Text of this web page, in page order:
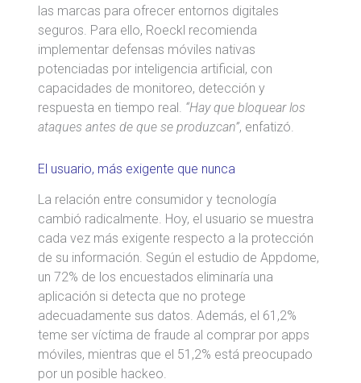
las marcas para ofrecer entornos digitales
seguros. Para ello, Roeckl recomienda
implementar defensas móviles nativas
potenciadas por inteligencia artificial, con
capacidades de monitoreo, detección y
respuesta en tiempo real. “Hay que bloquear los
ataques antes de que se produzcan”, enfatizó.
El usuario, más exigente que nunca
La relación entre consumidor y tecnología
cambió radicalmente. Hoy, el usuario se muestra
cada vez más exigente respecto a la protección
de su información. Según el estudio de Appdome,
un 72% de los encuestados eliminaría una
aplicación si detecta que no protege
adecuadamente sus datos. Además, el 61,2%
teme ser víctima de fraude al comprar por apps
móviles, mientras que el 51,2% está preocupado
por un posible hackeo.